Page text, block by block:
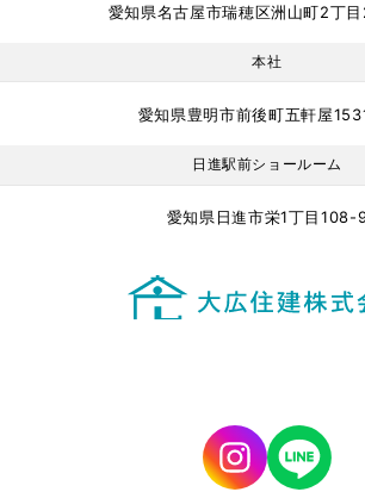
愛知県名古屋市瑞穂区洲山町2丁
本社
愛知県豊明市前後町五軒屋
日進駅前ショールーム
愛知県日進市栄1丁目108-